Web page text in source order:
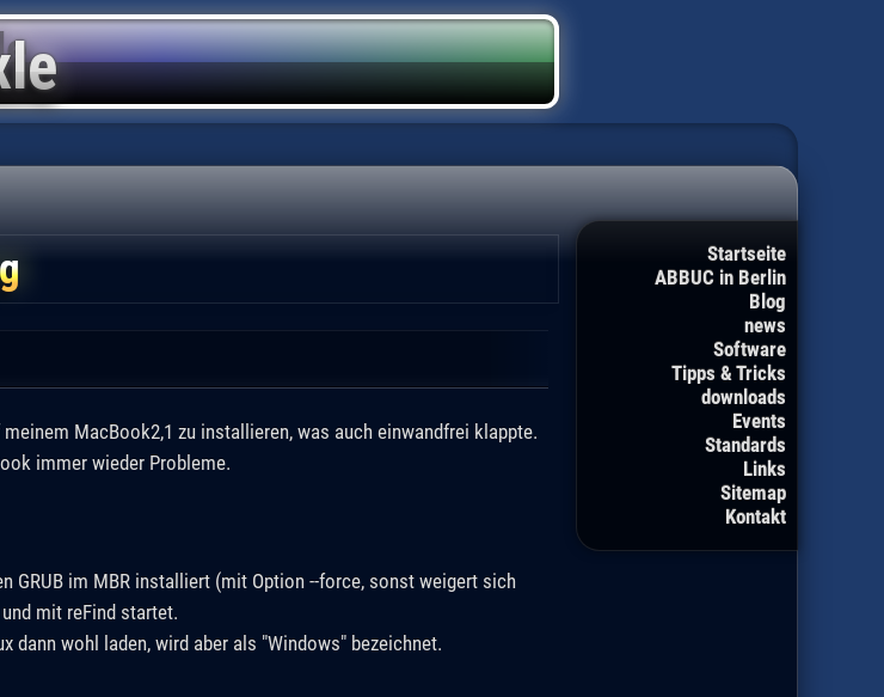
Startseite
ABBUC in Berlin
Blog
news
Software
Tipps & Tricks
downloads
Events
Standards
Links
Sitemap
Kontakt
MacBook2,1 zu installieren, was auch einwandfrei klappte.
immer wieder Probleme.
GRUB im MBR installiert (mit Option --force, sonst weigert sich
mit reFind startet.
dann wohl laden, wird aber als "Windows" bezeichnet.